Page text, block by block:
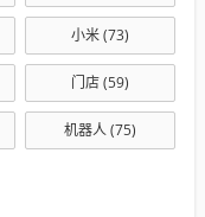
小米(73)
门店(59)
机器人(75)